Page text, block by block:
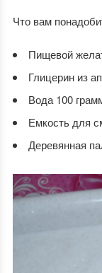
Что вам
Пищевой
Глицерин из
Вода 100
Емкость для
Деревянная